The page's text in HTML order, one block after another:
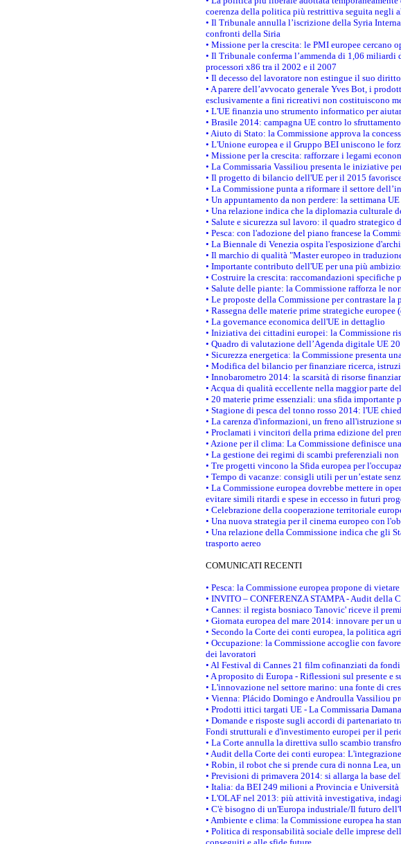
coerenza della politica più restrittiva seguita negli
• Il Tribunale annulla l’iscrizione della Syria
confronti della Siria
• Missione per la crescita: le PMI europee cercano
• Il Tribunale conferma l’ammenda di 1,06
processori x86 tra il 2002 e il 2007
• Il decesso del lavoratore non estingue il suo
• A parere dell’avvocato generale Yves Bot, i
esclusivamente a fini ricreativi non costituiscono
• L'UE finanzia uno strumento informatico per
• Brasile 2014: campagna UE contro lo
• Aiuto di Stato: la Commissione approva la
• L'Unione europea e il Gruppo BEI uniscono le
• Missione per la crescita: rafforzare i legami
• La Commissaria Vassiliou presenta le iniziative
• Il progetto di bilancio dell'UE per il 2015
• La Commissione punta a riformare il settore
• Un appuntamento da non perdere: la settimana
• Una relazione indica che la diplomazia culturale
• Salute e sicurezza sul lavoro: il quadro
• Pesca: con l'adozione del piano francese la
• La Biennale di Venezia ospita l'esposizione
• Il marchio di qualità "Master europeo in
• Importante contributo dell'UE per una più
• Costruire la crescita: raccomandazioni specifiche
• Salute delle piante: la Commissione rafforza le
• Le proposte della Commissione per contrastare
• Rassegna delle materie prime strategiche europee
• La governance economica dell'UE in dettaglio
• Iniziativa dei cittadini europei: la Commissione
• Quadro di valutazione dell’Agenda digitale UE
• Sicurezza energetica: la Commissione presenta
• Modifica del bilancio per finanziare ricerca,
• Innobarometro 2014: la scarsità di risorse
• Acqua di qualità eccellente nella maggior parte
• 20 materie prime essenziali: una sfida importante
• Stagione di pesca del tonno rosso 2014: l'UE
• La carenza d'informazioni, un freno all'istruzione
• Proclamati i vincitori della prima edizione del
• Azione per il clima: La Commissione definisce
• La gestione dei regimi di scambi preferenziali
• Tre progetti vincono la Sfida europea per
• Tempo di vacanze: consigli utili per un’estate
• La Commissione europea dovrebbe mettere in
evitare simili ritardi e spese in eccesso in futuri
• Celebrazione della cooperazione territoriale
• Una nuova strategia per il cinema europeo con
• Una relazione della Commissione indica che gli
trasporto aereo
COMUNICATI RECENTI
• Pesca: la Commissione europea propone di
• INVITO – CONFERENZA STAMPA - Audit della
• Cannes: il regista bosniaco Tanovic' riceve il
• Giornata europea del mare 2014: innovare per un
• Secondo la Corte dei conti europea, la politica
• Occupazione: la Commissione accoglie con
dei lavoratori
• Al Festival di Cannes 21 film cofinanziati da
• A proposito di Europa - Riflessioni sul presente e
• L'innovazione nel settore marino: una fonte di
• Vienna: Plácido Domingo e Androulla Vassiliou
• Prodotti ittici targati UE - La Commissaria
• Domande e risposte sugli accordi di
Fondi strutturali e d'investimento europei per il
• La Corte annulla la direttiva sullo scambio
• Audit della Corte dei conti europea:
• Robin, il robot che si prende cura di nonna Lea,
• Previsioni di primavera 2014: si allarga la base
• Italia: da BEI 249 milioni a Provincia e Università
• L'OLAF nel 2013: più attività investigativa,
• C'è bisogno di un'Europa industriale/Il futuro
• Ambiente e clima: la Commissione europea ha
• Politica di responsabilità sociale delle imprese